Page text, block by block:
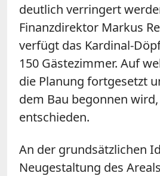
deutlich verringert
Finanzdirektor Markus
verfügt das Kardinal-
150 Gästezimmer. Auf
die Planung fortgesetzt
dem Bau begonnen
entschieden.
An der grundsätzlichen
Neugestaltung des